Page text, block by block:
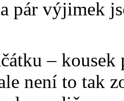
pár výjimek
– kousek
není to tak